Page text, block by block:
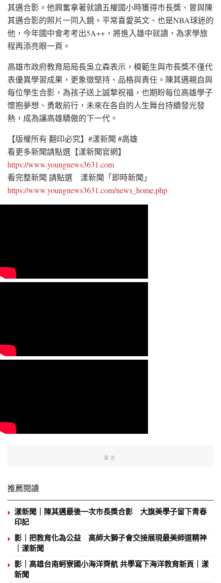
其邁合影。他興奮拿著就讀五權國小時獲得市長獎、曾與陳
其邁合影的照片一同入鏡。平常喜愛英文、也是NBA球迷的
他，今年國中會考考出5A++，將進入雄中就讀，為求學旅
程再添亮眼一頁。
高雄市政府教育局局長吳立森表示，模範生與市長獎不僅代
表優異學習成果，更象徵堅持、品格與責任。陳其邁親自與
每位學生合影，為孩子送上誠摯祝福，也期盼每位高雄學子
懷抱夢想、勇敢前行，未來在各自的人生舞台持續發光發
熱，成為讓高雄驕傲的下一代。
【版權所有 翻印必究】#漾新聞 #高雄
看更多新聞請點選【漾新聞官網】
https://www.youngnews3631.com
看完整新聞 請點選 漾新聞「即時新聞」
https://www.youngnews3631.com/news_home.php
廣告
推薦閱讀
漾新聞｜陳其邁最後一次市長獎合影 大旗美學子留下青春
印記
影｜把教育化為公益 高師大獅子會交接展現最美師道精神
｜漾新聞
影｜高雄台南蚵寮國小海洋齊航 共學寫下海洋教育新頁｜漾
新聞